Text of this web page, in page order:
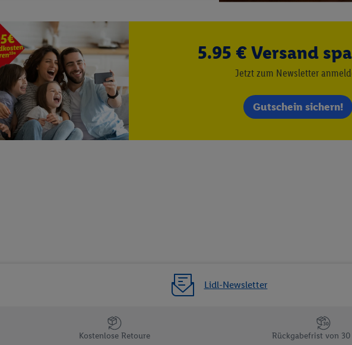
5.95 € Versand
Jetzt zum Newsletter
Gutschein sichern!
Lidl-Newsletter
Kostenlose Retoure Rückgabefrist von 30
und/ oder dem Zugriff auf Informationen auf Ihren Endgeräten zur Erstellung von Zielgruppen
Segmenten). Im Zusammenhang mit dem Ausspielen dieser Werbung erfolgen Verarbeitungen
Erfolgsmessung der Werbung, zur Zielgruppenforschung, zur Entwicklung von Angeboten sowie
Sicherung und Optimierung dieser Werbeausspielungen.
Sofern Sie hier Ihre Zustimmung dazu erteilen und danach ein Lidl Plus-Konto erstellen bzw. sich
Plus-Konto einloggen, kann darüber hinaus auch Ihre dort angegebene E-Mail-Adresse von uns in
Verantwortlichkeit mit einem der oben genannten Partner verwendet werden, um daraus eine
zu erstellen (die sogenannte EUID), die wir sodann ähnlich wie die sogleich beschriebene Utiq-
können, um Sie in von Dritten betriebenen Diensten zu erkennen und Ihnen personalisierte
Hierzu wird von uns und einem der anderen oben genannten Partner auch Ihre in einen Hashwert
das Datenschutzportal von Utiq („consenthub“)
Telekommunikations-basierten Utiq-Technologie für digitales Marketing“ am unteren Ende dieser
Durch einen Klick auf „Ablehnen“ können Sie nur den Einsatz notwendiger Techniken zulassen.
„Zustimmen“ stimmen Sie allen Verarbeitungen zu sämtlichen vorgenannten Zwecken unter